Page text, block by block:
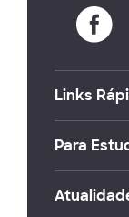
Links
Para